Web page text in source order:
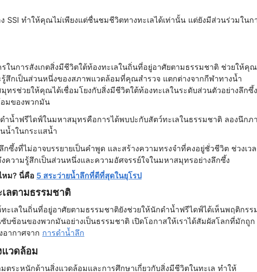
SSI ทำให้คุณไม่เพียงแต่ชื่นชมชีวิตทางทะเลได้เท่านั้น แต่ยังมีส่วนร่วมในก
ในการสังเกตสิ่งมีชีวิตใต้ท้องทะเลในถิ่นที่อยู่อาศัยตามธรรมชาติ ช่วยให้คุณ
สึกเป็นส่วนหนึ่งของสภาพแวดล้อมที่คุณสำรวจ แตกต่างจากกีฬาทางน้ำ
ทรช่วยให้คุณได้เชื่อมโยงกับสิ่งมีชีวิตใต้ท้องทะเลในระดับส่วนตัวอย่างลึกซึ้ง
มของพวกมัน
น้ำฟรีไดฟ์ในมหาสมุทรคือการได้พบปะกับสัตว์ทะเลในธรรมชาติ ลองนึกภ
น้ำในกระแสน้ำ
ซึ้งที่ไม่อาจบรรยายเป็นคำพูด และสร้างความทรงจำที่คงอยู่ชั่วชีวิต ช่วงเว
ความรู้สึกเป็นส่วนหนึ่งและความอัศจรรย์ใจในมหาสมุทรอย่างลึกซึ้ง
หม? นี่คือ 5 สระว่ายน้ำลึกที่ดีที่สุดในยุโรป
ลตามธรรมชาติ
ะเลในถิ่นที่อยู่อาศัยตามธรรมชาติยังช่วยให้นักดำน้ำฟรีไดฟ์ได้เห็นพฤติกรร
ซ้อนของพวกมันอย่างเป็นธรรมชาติ เปิดโอกาสให้เราได้สัมผัสโลกที่มักถูก
ากาศจาก การดำน้ำลึก
แวดล้อม
ตระหนักด้านสิ่งแวดล้อมและการศึกษาเกี่ยวกับสิ่งมีชีวิตในทะเล ทำให้